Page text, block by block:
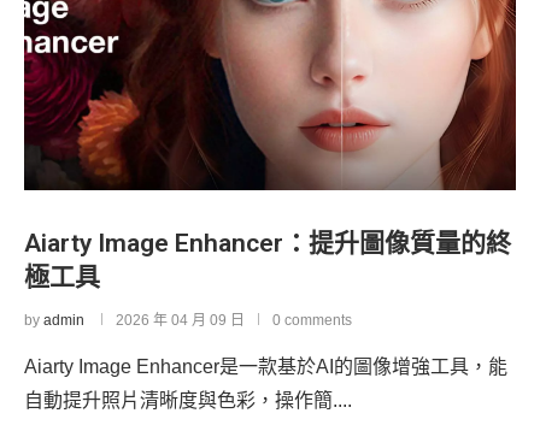
Aiarty Image Enhancer：提升圖像質量的終
極工具
by admin 2026 年 04 月 09 日 0 comments
Aiarty Image Enhancer是一款基於AI的圖像增強工具，能
自動提升照片清晰度與色彩，操作簡....